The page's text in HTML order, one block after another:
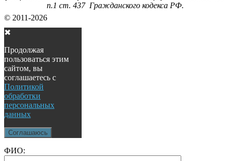
п.1 ст. 437 Гражданского кодекса РФ.
© 2011-2026
✖
Продолжая
пользоваться этим
сайтом, вы
соглашаетесь с
Политикой
обработки
персональных
данных
Соглашаюсь
ФИО: